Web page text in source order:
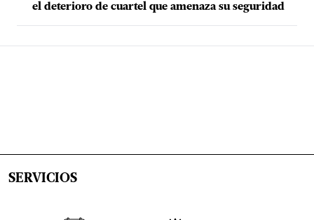
el deterioro de cuartel que amenaza su seguridad
SERVICIOS